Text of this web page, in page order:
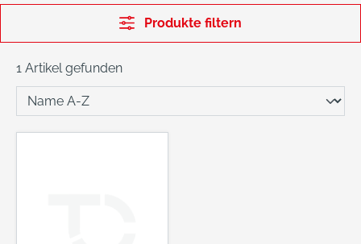
Produkte filtern
1 Artikel gefunden